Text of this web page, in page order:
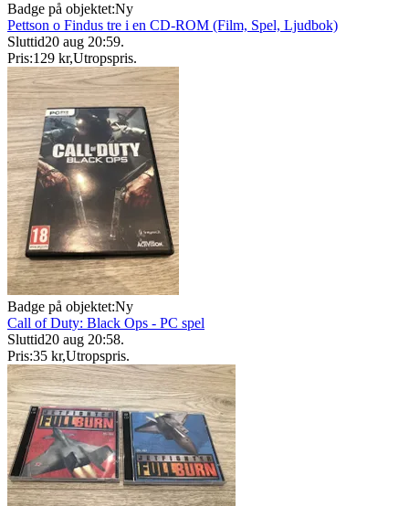
Badge på objektet:Ny
Pettson o Findus tre i en CD-ROM (Film, Spel, Ljudbok)
Sluttid20 aug 20:59.
Pris:129 kr,Utropspris.
Badge på objektet:Ny
Call of Duty: Black Ops - PC spel
Sluttid20 aug 20:58.
Pris:35 kr,Utropspris.